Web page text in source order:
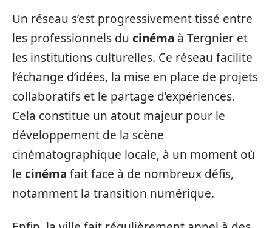
Un réseau s’est progressivement tissé entre
les professionnels du cinéma à Tergnier et
les institutions culturelles. Ce réseau facilite
l’échange d’idées, la mise en place de projets
collaboratifs et le partage d’expériences.
Cela constitue un atout majeur pour le
développement de la scène
cinématographique locale, à un moment où
le cinéma fait face à de nombreux défis,
notamment la transition numérique.